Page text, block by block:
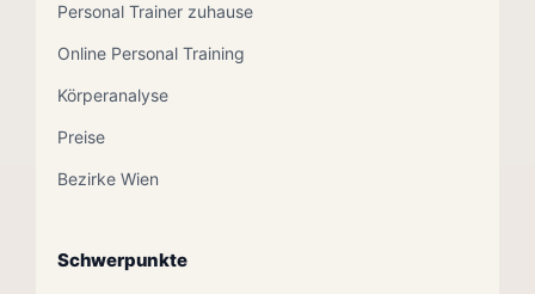
Personal Trainer zuhause
Online Personal Training
Körperanalyse
Preise
Bezirke Wien
Schwerpunkte